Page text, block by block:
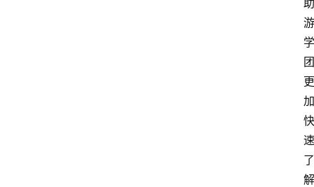
助
游
学
团
更
加
快
速
了
解